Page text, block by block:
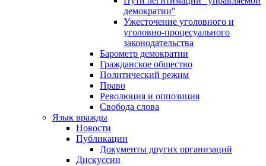
демократии"
Ужесточение уголовного и
уголовно-процесуального
законодательства
Барометр демократии
Гражданское общество
Политический режим
Право
Революция и оппозиция
Свобода слова
Язык вражды
Новости
Публикации
Документы других организаций
Дискуссии